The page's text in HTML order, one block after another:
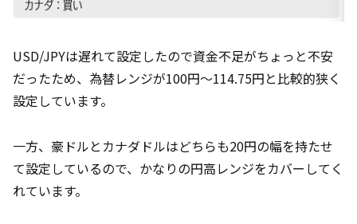
USD/JPYは遅れて設定したので資金不足がちょっと不安
だったため、為替レンジが100円～114.75円と比較的狭く
設定しています。
一方、豪ドルとカナダドルはどちらも20円の幅を持たせ
て設定しているので、かなりの円高レンジをカバーしてく
れています。